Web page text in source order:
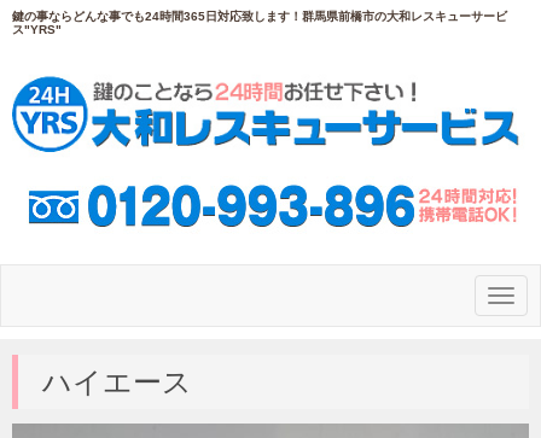
鍵の事ならどんな事でも24時間365日対応致します！群馬県前橋市の大和レスキューサービ
ス"YRS"
N
a
ハイエース